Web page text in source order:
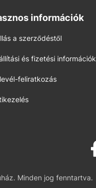
információk
a szerződéstől
és fizetési információk
feliratkozás
Minden jog fenntartva.